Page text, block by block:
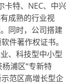
卡特、NEC、中兴
成熟的行业视
同时，公司搭建
件著作权证书。
、科技型中小型
浦区“专新特
范区高增长型企